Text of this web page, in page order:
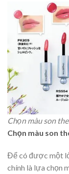
Chọn màu son
Chọn màu son
Để có được một
chính là lựa chọn